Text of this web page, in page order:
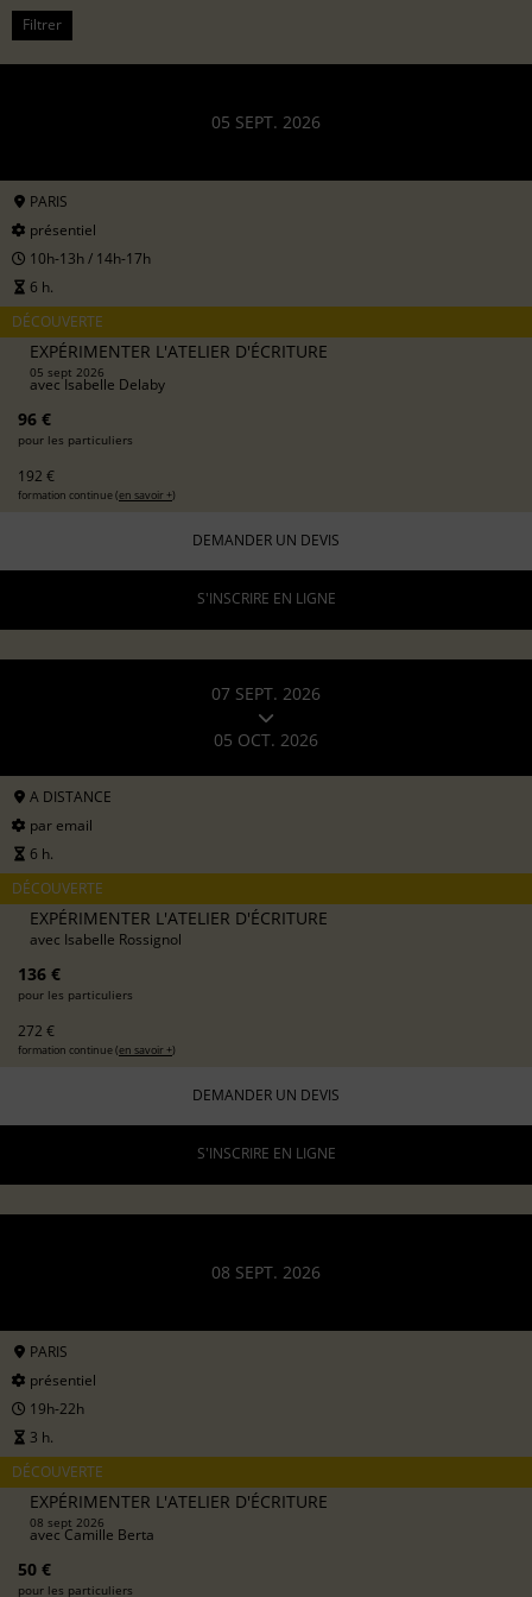
Filtrer
05 SEPT. 2026
PARIS
présentiel
10h-13h / 14h-17h
6 h.
DÉCOUVERTE
EXPÉRIMENTER L'ATELIER D'ÉCRITURE
05 sept 2026
avecIsabelle Delaby
96 €
pour les particuliers
192 €
formation continue (en savoir +)
DEMANDER UN DEVIS
S'INSCRIRE EN LIGNE
07 SEPT. 2026
05 OCT. 2026
A DISTANCE
par email
6 h.
DÉCOUVERTE
EXPÉRIMENTER L'ATELIER D'ÉCRITURE
avec Isabelle Rossignol
136 €
pour les particuliers
272 €
formation continue (en savoir +)
DEMANDER UN DEVIS
S'INSCRIRE EN LIGNE
08 SEPT. 2026
PARIS
présentiel
19h-22h
3 h.
DÉCOUVERTE
EXPÉRIMENTER L'ATELIER D'ÉCRITURE
08 sept 2026
avecCamille Berta
50 €
pour les particuliers